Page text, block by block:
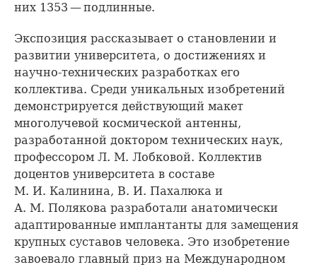
них 1353 — подлинные.
Экспозиция рассказывает о становлении и
развитии университета, о достижениях и
научно-технических разработках его
коллектива. Среди уникальных изобретений
демонстрируется действующий макет
многолучевой космической антенны,
разработанной доктором технических наук,
профессором Л. М. Лобковой. Коллектив
доцентов университета в составе
М. И. Калинина, В. И. Пахалюка и
А. М. Полякова разработали анатомически
адаптированные имплантанты для замещения
крупных суставов человека. Это изобретение
завоевало главный приз на Международном